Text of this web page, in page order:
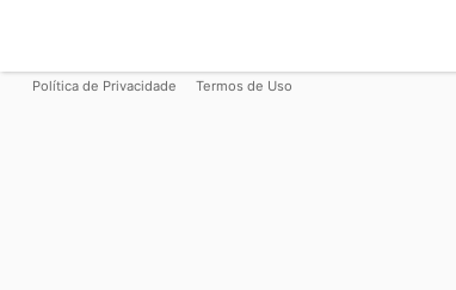
Política de Privacidade Termos de Uso